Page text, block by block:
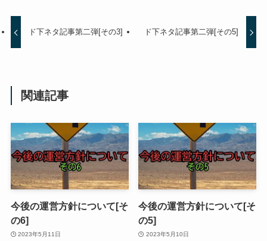
ド下ネタ記事第二弾[その3] ド下ネタ記事第二弾[その5]
関連記事
今後の運営方針について[そ
の6]
2023年5月11日
今後の運営方針について[そ
の5]
2023年5月10日